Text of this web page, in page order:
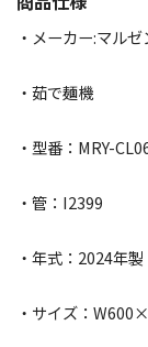
・メーカー:マルゼ
・茹で麺機
・型番：MRY-
・管：I2399
・年式：2024年製
・サイズ：